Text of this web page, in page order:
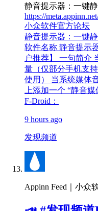
静音提示器：一键
https://
小众软件官方论坛
静音提示器：一键
软件名称 静音提示
户推荐】 一句简介
量（仅部分手机支
使用） 当系统媒体
上添加一个 “静音
F-Droid：
9 hours ago
发现频道
Appinn Feed｜小众